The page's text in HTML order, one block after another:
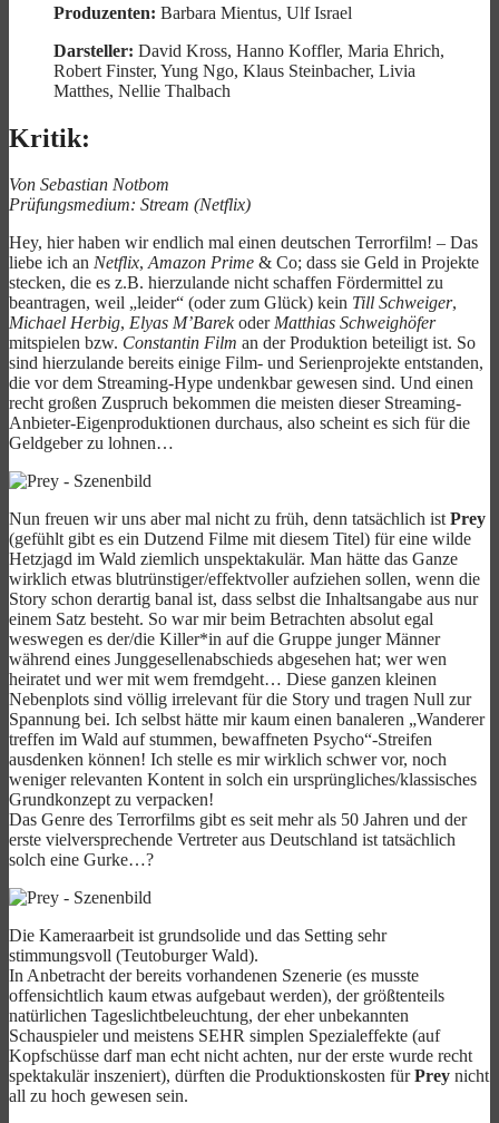
Produzenten: Barbara Mientus, Ulf Israel
Darsteller: David Kross, Hanno Koffler, Maria Ehrich,
Robert Finster, Yung Ngo, Klaus Steinbacher, Livia
Matthes, Nellie Thalbach
Kritik:
Von Sebastian Notbom
Prüfungsmedium: Stream (Netflix)
Hey, hier haben wir endlich mal einen deutschen Terrorfilm! – Das
liebe ich an Netflix,Amazon Prime & Co; dass sie Geld in Projekte
stecken, die es z.B. hierzulande nicht schaffen Fördermittel zu
beantragen, weil „leider“ (oder zum Glück) kein Till Schweiger,
Michael Herbig, Elyas M’BarekoderMatthias Schweighöfer
mitspielen bzw. Constantin Film an der Produktion beteiligt ist. So
sind hierzulande bereits einige Film- und Serienprojekte entstanden,
die vor dem Streaming-Hype undenkbar gewesen sind. Und einen
recht großen Zuspruch bekommen die meisten dieser Streaming-
Anbieter-Eigenproduktionen durchaus, also scheint es sich für die
Geldgeber zu lohnen…
Nun freuen wir uns aber mal nicht zu früh, denn tatsächlich istPrey
(gefühlt gibt es ein Dutzend Filme mit diesem Titel) für eine wilde
Hetzjagd im Wald ziemlich unspektakulär. Man hätte das Ganze
wirklich etwas blutrünstiger/effektvoller aufziehen sollen, wenn die
Story schon derartig banal ist, dass selbst die Inhaltsangabe aus nur
einem Satz besteht. So war mir beim Betrachten absolut egal
weswegen es der/die Killer*in auf die Gruppe junger Männer
während eines Junggesellenabschieds abgesehen hat; wer wen
heiratet und wer mit wem fremdgeht… Diese ganzen kleinen
Nebenplots sind völlig irrelevant für die Story und tragen Null zur
Spannung bei. Ich selbst hätte mir kaum einen banaleren „Wanderer
treffen im Wald auf stummen, bewaffneten Psycho“-Streifen
ausdenken können! Ich stelle es mir wirklich schwer vor, noch
weniger relevanten Kontent in solch ein ursprüngliches/klassisches
Grundkonzept zu verpacken!
Das Genre des Terrorfilms gibt es seit mehr als 50 Jahren und der
erste vielversprechende Vertreter aus Deutschland ist tatsächlich
solch eine Gurke…?
Die Kameraarbeit ist grundsolide und das Setting sehr
stimmungsvoll (Teutoburger Wald).
In Anbetracht der bereits vorhandenen Szenerie (es musste
offensichtlich kaum etwas aufgebaut werden), der größtenteils
natürlichen Tageslichtbeleuchtung, der eher unbekannten
Schauspieler und meistens SEHR simplen Spezialeffekte (auf
Kopfschüsse darf man echt nicht achten, nur der erste wurde recht
spektakulär inszeniert), dürften die Produktionskosten fürPrey nicht
all zu hoch gewesen sein.